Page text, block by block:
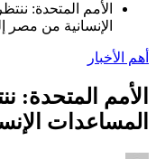
الأمم المتحدة:
الإنسانية من مصر
أهم الأخبار
الأمم المتحدة:
المساعدات